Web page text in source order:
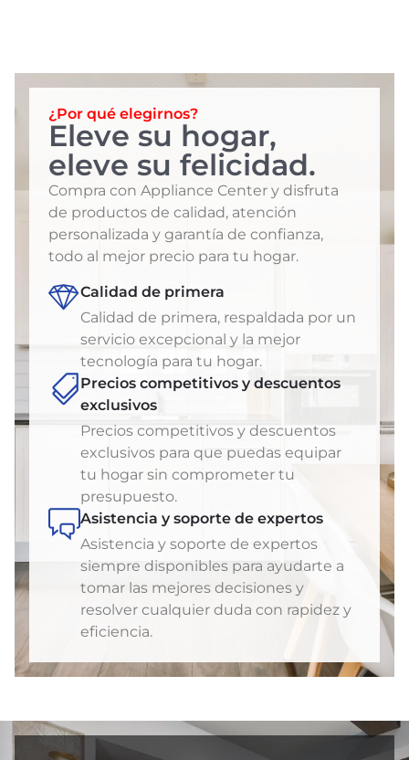
¿Por qué elegirnos?
Eleve su hogar,
eleve su felicidad.
Compra con Appliance Center y disfruta
de productos de calidad, atención
personalizada y garantía de confianza,
todo al mejor precio para tu hogar.
Calidad de primera
Calidad de primera, respaldada por un
servicio excepcional y la mejor
tecnología para tu hogar.
Precios competitivos y descuentos
exclusivos
Precios competitivos y descuentos
exclusivos para que puedas equipar
tu hogar sin comprometer tu
presupuesto.
Asistencia y soporte de expertos
Asistencia y soporte de expertos
siempre disponibles para ayudarte a
tomar las mejores decisiones y
resolver cualquier duda con rapidez y
eficiencia.